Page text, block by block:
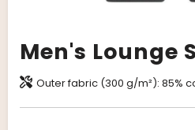
Men's Lounge
Outer fabric (300 g/m²): 85%